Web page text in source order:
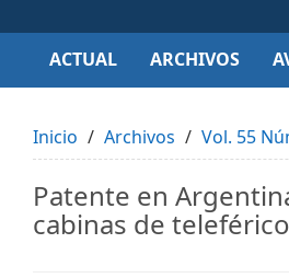
Content
Sidebar
ACTUAL ARCHIVOS
Inicio Archivos Vol. 55
Patente en
cabinas de teleférico